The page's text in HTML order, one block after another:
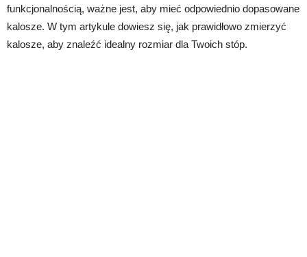
funkcjonalnością, ważne jest, aby mieć odpowiednio dopasowane
kalosze. W tym artykule dowiesz się, jak prawidłowo zmierzyć
kalosze, aby znaleźć idealny rozmiar dla Twoich stóp.